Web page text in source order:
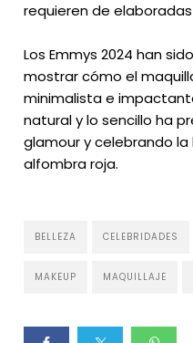
requieren de
Los Emmys 2024 han
mostrar cómo el
minimalista e
natural y lo sencillo ha
glamour y celebrando
alfombra roja.
BELLEZA CELEBRIDADES
MAKEUP MAQUILLAJE